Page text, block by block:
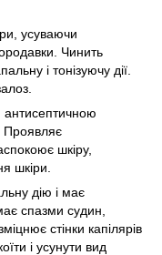
усуваючи
Чинить
і тонізуючу дії.
Проявляє
шкіру,
шкіри.
дію і має
спазми судин,
стінки капілярів
і усунути вид